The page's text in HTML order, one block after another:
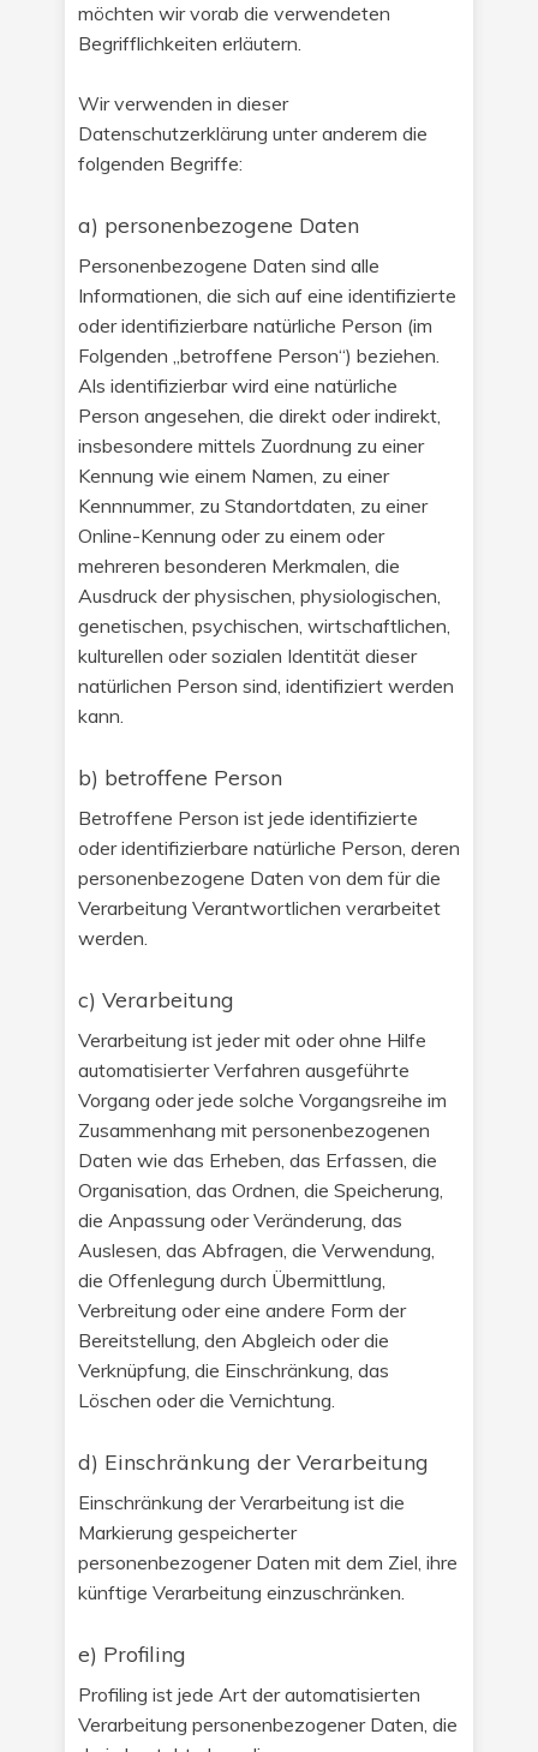
möchten wir vorab die verwendeten
Begrifflichkeiten erläutern.
Wir verwenden in dieser
Datenschutzerklärung unter anderem die
folgenden Begriffe:
a) personenbezogene Daten
Personenbezogene Daten sind alle
Informationen, die sich auf eine identifizierte
oder identifizierbare natürliche Person (im
Folgenden „betroffene Person“) beziehen.
Als identifizierbar wird eine natürliche
Person angesehen, die direkt oder indirekt,
insbesondere mittels Zuordnung zu einer
Kennung wie einem Namen, zu einer
Kennnummer, zu Standortdaten, zu einer
Online-Kennung oder zu einem oder
mehreren besonderen Merkmalen, die
Ausdruck der physischen, physiologischen,
genetischen, psychischen, wirtschaftlichen,
kulturellen oder sozialen Identität dieser
natürlichen Person sind, identifiziert werden
kann.
b) betroffene Person
Betroffene Person ist jede identifizierte
oder identifizierbare natürliche Person, deren
personenbezogene Daten von dem für die
Verarbeitung Verantwortlichen verarbeitet
werden.
c) Verarbeitung
Verarbeitung ist jeder mit oder ohne Hilfe
automatisierter Verfahren ausgeführte
Vorgang oder jede solche Vorgangsreihe im
Zusammenhang mit personenbezogenen
Daten wie das Erheben, das Erfassen, die
Organisation, das Ordnen, die Speicherung,
die Anpassung oder Veränderung, das
Auslesen, das Abfragen, die Verwendung,
die Offenlegung durch Übermittlung,
Verbreitung oder eine andere Form der
Bereitstellung, den Abgleich oder die
Verknüpfung, die Einschränkung, das
Löschen oder die Vernichtung.
d) Einschränkung der Verarbeitung
Einschränkung der Verarbeitung ist die
Markierung gespeicherter
personenbezogener Daten mit dem Ziel, ihre
künftige Verarbeitung einzuschränken.
e) Profiling
Profiling ist jede Art der automatisierten
Verarbeitung personenbezogener Daten, die